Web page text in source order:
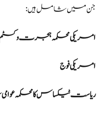
جن میں شامل ہیں:
امریکی محکمہ ہجرت و
امریکی فوج
ریاست ٹیکساس کا محکمہ